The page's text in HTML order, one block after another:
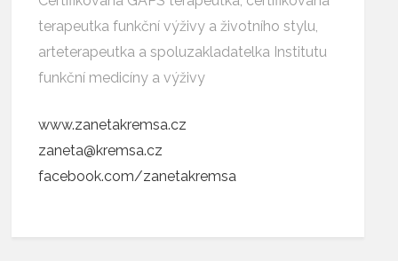
terapeutka funkční výživy a životního stylu,
arteterapeutka a spoluzakladatelka Institutu
funkční medicíny a výživy
www.zanetakremsa.cz
zaneta@kremsa.cz
facebook.com/zanetakremsa